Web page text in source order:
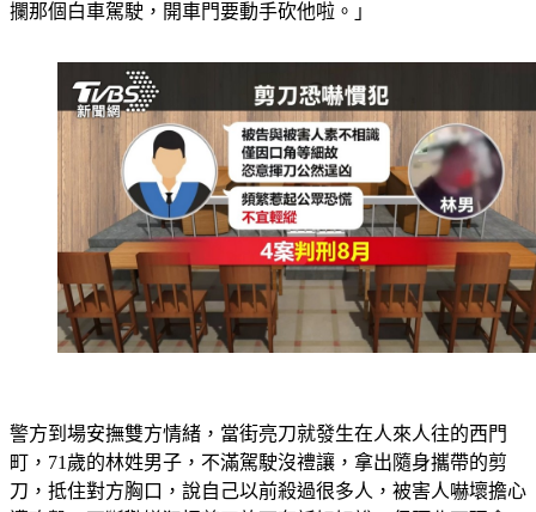
攔那個白車駕駛，開車門要動手砍他啦。」
警方到場安撫雙方情緒，當街亮刀就發生在人來人往的西門
町，71歲的林姓男子，不滿駕駛沒禮讓，拿出隨身攜帶的剪
刀，抵住對方胸口，說自己以前殺過很多人，被害人嚇壞擔心